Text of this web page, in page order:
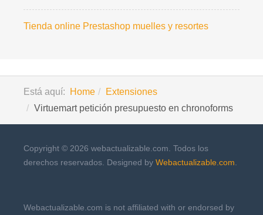
Tienda online Prestashop muelles y resortes
Está aquí: Home
Extensiones
Virtuemart petición presupuesto en chronoforms
Copyright © 2026 webactualizable.com. Todos los
derechos reservados. Designed by Webactualizable.com
Webactualizable.com is not affiliated with or endorsed by